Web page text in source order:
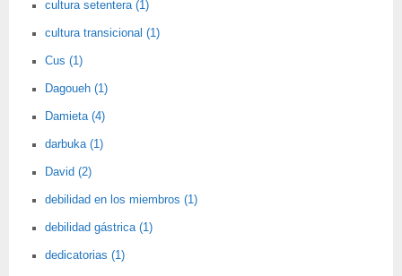
cultura setentera (1)
cultura transicional (1)
Cus (1)
Dagoueh (1)
Damieta (4)
darbuka (1)
David (2)
debilidad en los miembros (1)
debilidad gástrica (1)
dedicatorias (1)